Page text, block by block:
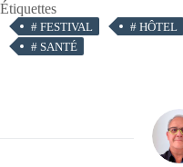
Étiquettes
# FESTIVAL # HÔTEL
# SANTÉ